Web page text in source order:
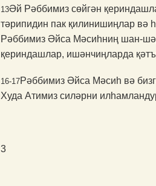
13Әй Рәббимиз сөйгән
тәрипидин пак қилинишиңлар вә
Рәббимиз Әйса Мәсиһниң шан-
қериндашлар, ишәнчиңларда
16-17Рәббимиз Әйса Мәсиһ вә
Худа Атимиз силәрни
3